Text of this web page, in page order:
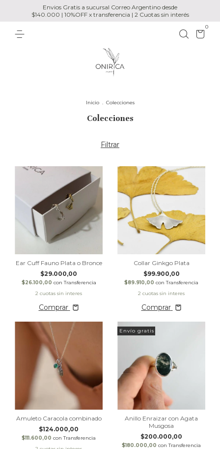
Envios Gratis a sucursal Correo Argentino desde
$140.000 | 10%OFF x transferencia | 2 Cuotas sin interés
0
Inicio . Colecciones
Colecciones
Filtrar
Ear Cuff Fauno Plata o Bronce
$29.000,00
$26.100,00 con Transferencia
Comprar
Collar Ginkgo Plata
$99.900,00
$89.910,00 con Transferencia
Comprar
Amuleto Caracola combinado
$124.000,00
$111.600,00 con Transferencia
Envío gratis
Anillo Enraizar con Agata
Musgosa
$200.000,00
$180.000,00 con Transferencia